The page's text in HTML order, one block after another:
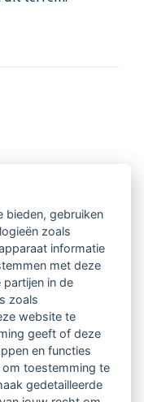
bieden, gebruiken
zoals
informatie
met deze
in de
zoals
website te
geeft of deze
en functies
om toestemming te
gedetailleerde